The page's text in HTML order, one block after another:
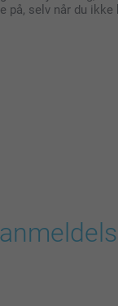
på, selv når du